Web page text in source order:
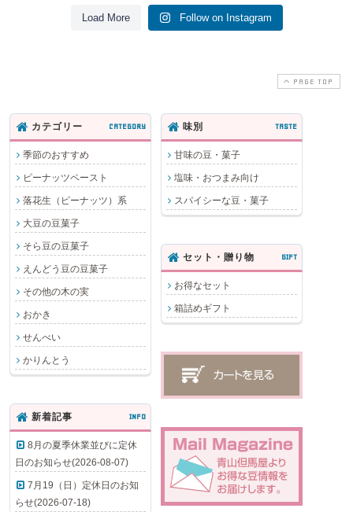
Load More Follow on Instagram
PAGE TOP
カテゴリー CATEGORY
季節のおすすめ
ピーナッツペースト
落花生（ピーナッツ）系
大豆の豆菓子
そら豆の豆菓子
えんどう豆の豆菓子
その他の木の実
おかき
せんべい
かりんとう
味別 TASTE
甘味の豆・菓子
塩味・おつまみ向け
スパイシーな豆・菓子
セット・贈り物 GIFT
お得なセット
箱詰めギフト
新着記事 INFO
8月の夏季休業並びに定休
日のお知らせ(2026-08-07)
7月19（日）定休日のお知
らせ(2026-07-18)